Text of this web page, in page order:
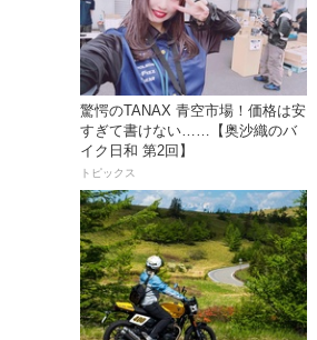
驚愕のTANAX 青空市場！価格は安
すぎて書けない……【奥沙織のバ
イク日和 第2回】
トピックス